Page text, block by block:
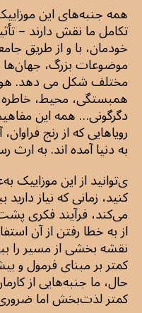
همه جنبه‌های این
تکامل ما نقش دارند –
خودمان، با و از طریق
موضوعات بزرگ،
مختلف شکل‌ می دهد.
همبستگی، محیط،
دگرگونی… همه این
رویاهایی که از رنج
به دنیا آمده اند. به
ی‌توانید از این موزاییک
کنید، زمانی که نیاز
می‌کند، فرآیند فکری
از به خطا رفتن از آن
نقشه بخشی از مسیر را
کمتر بر مبنای فرمول و
حال، ما جنبه‌هایی از
کمتر لذت‌بخش اما